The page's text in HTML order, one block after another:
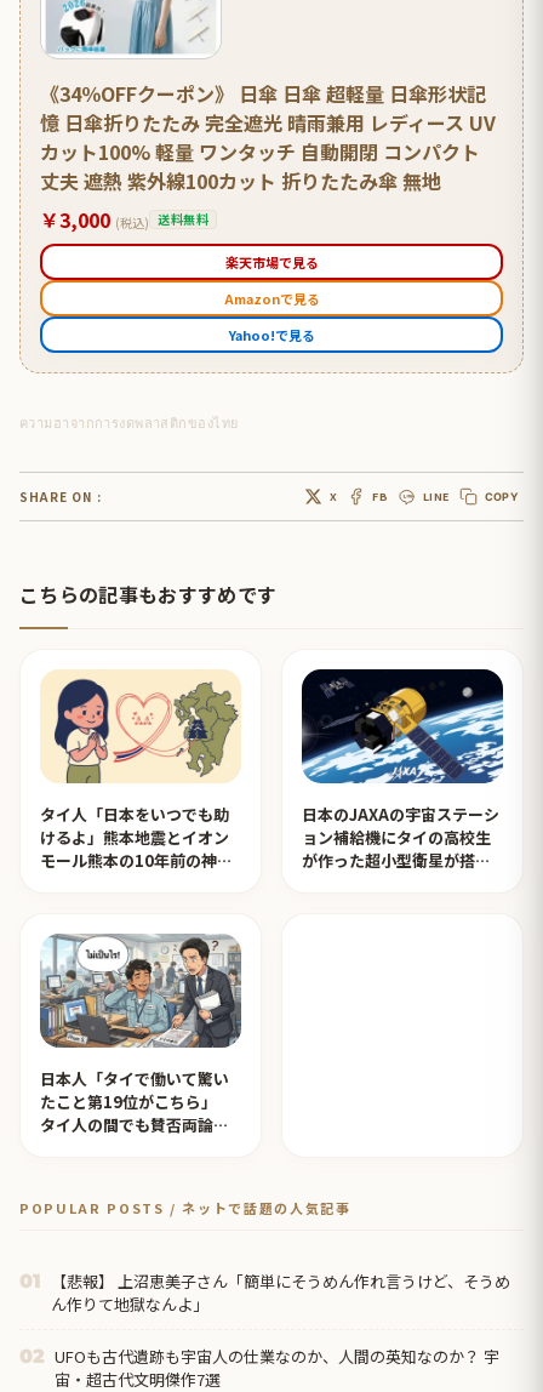
《34％OFFクーポン》 日傘 日傘 超軽量 日傘形状記
憶 日傘折りたたみ 完全遮光 晴雨兼用 レディース UV
カット100% 軽量 ワンタッチ 自動開閉 コンパクト
丈夫 遮熱 紫外線100カット 折りたたみ傘 無地
￥3,000 (税込) 送料無料
楽天市場で見る
Amazonで見る
Yahoo!で見る
ความฮาจากการงดพลาสติกของไทย
SHARE ON : X FB LINE COPY
こちらの記事もおすすめです
タイ人「日本をいつでも助
けるよ」熊本地震とイオン
モール熊本の10年前の神対
日本のJAXAの宇宙ステーシ
ョン補給機にタイの高校生
が作った超小型衛星が搭載
日本人「タイで働いて驚い
たこと第19位がこちら」
タイ人の間でも賛否両論
POPULAR POSTS / ネットで話題の人気記事
01
【悲報】 上沼恵美子さん「簡単にそうめん作れ言うけど、そうめ
ん作りて地獄なんよ」
02 UFOも古代遺跡も宇宙人の仕業なのか、人間の英知なのか？ 宇
宙・超古代文明傑作7選